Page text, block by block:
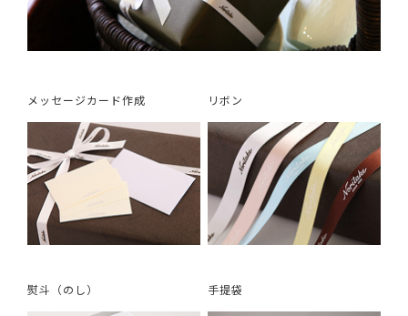
メッセージカード作成 リボン
熨斗（のし） 手提袋